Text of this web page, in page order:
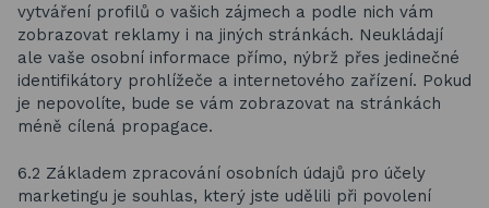
vytváření profilů o vašich zájmech a podle nich vám
zobrazovat reklamy i na jiných stránkách. Neukládají
ale vaše osobní informace přímo, nýbrž přes jedinečné
identifikátory prohlížeče a internetového zařízení. Pokud
je nepovolíte, bude se vám zobrazovat na stránkách
méně cílená propagace.
6.2 Základem zpracování osobních údajů pro účely
marketingu je souhlas, který jste udělili při povolení